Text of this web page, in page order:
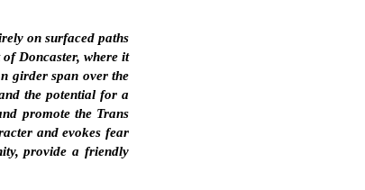
on surfaced paths
Doncaster, where it
girder span over the
the potential for a
promote the Trans
and evokes fear
provide a friendly